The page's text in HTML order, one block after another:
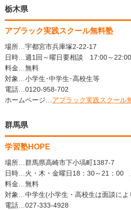
栃木県
アプラック実践スクール無料塾
場所…宇都宮市兵庫塚2-22-17
日時…週1回～曜日要相談 17:00～22:00
料金…無料
対象…小学生･中学生･高校生等
電話…0120-958-702
ホームページ… アプラック実践スクール
群馬県
学習塾HOPE
場所…群馬県高崎市下小塙町1387-7
日時…火・木・金曜日18：30～21：00
料金…無料
対象…中学生(小学生・高校生は面談によ
電話…027-333-4928